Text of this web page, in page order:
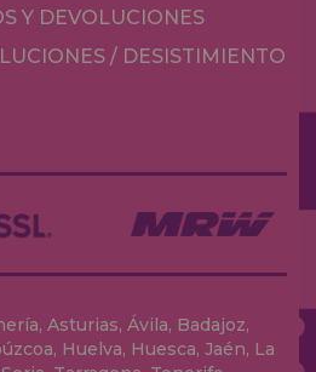
Y DEVOLUCIONES
/ DESISTIMIENTO
Asturias, Ávila, Badajoz,
Huelva, Huesca, Jaén, La